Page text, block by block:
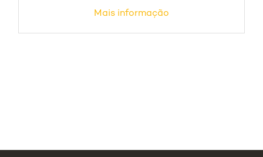
Mais informação